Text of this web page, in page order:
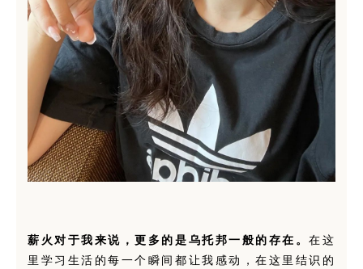
薪火对于我来说，更多的是乌托邦一般的存在。在这
里学习生活的每一个瞬间都让我感动，在这里结识的